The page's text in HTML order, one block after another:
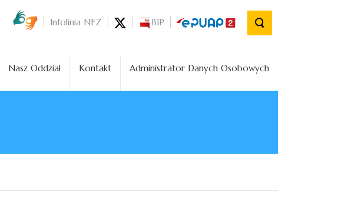
Infolinia NFZ BIP
Nasz Oddział Kontakt Administrator Danych Osobowych